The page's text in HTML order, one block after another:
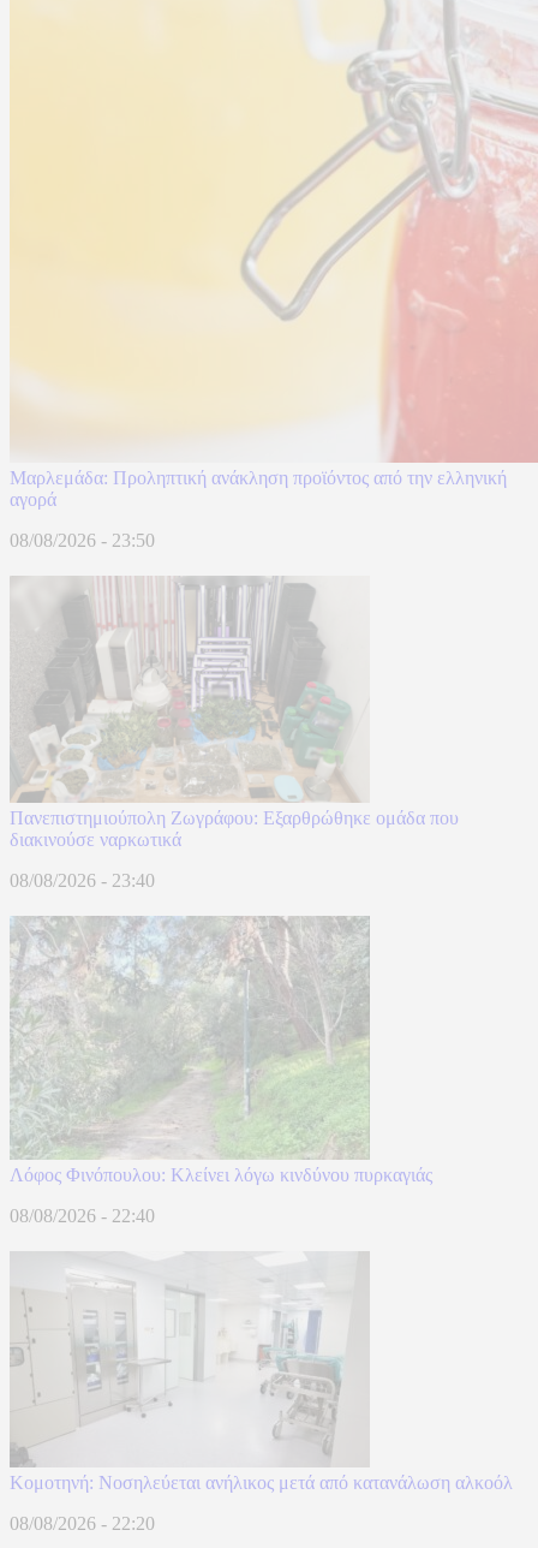
Μαρλεμάδα: Προληπτική ανάκληση προϊόντος από την ελληνική
αγορά
08/08/2026 - 23:50
Πανεπιστημιούπολη Ζωγράφου: Εξαρθρώθηκε ομάδα που
διακινούσε ναρκωτικά
08/08/2026 - 23:40
Λόφος Φινόπουλου: Κλείνει λόγω κινδύνου πυρκαγιάς
08/08/2026 - 22:40
Κομοτηνή: Νοσηλεύεται ανήλικος μετά από κατανάλωση αλκοόλ
08/08/2026 - 22:20